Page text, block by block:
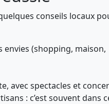
conseils locaux
(shopping, maison,
avec spectacles et
: c’est souvent dans